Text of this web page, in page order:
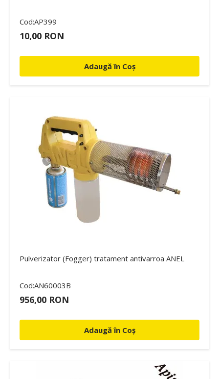
Cod:AP399
10,00 RON
Adaugă în Coș
Pulverizator (Fogger) tratament antivarroa ANEL
Cod:AN60003B
956,00 RON
Adaugă în Coș